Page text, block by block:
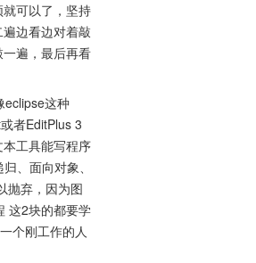
可以了，坚持
边看边对着敲
遍，最后再看
eclipse这种
者EditPlus 3
工具能写程序
、面向对象、
抛弃，因为图
这2块的都要学
个刚工作的人